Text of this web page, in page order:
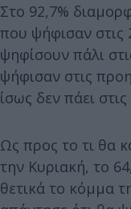
Στο 92,7%
που ψήφισαν
ψηφίσουν πάλι
ψήφισαν στις
ίσως δεν πάει
Ως προς το τι θα
την Κυριακή, το
θετικά το κόμμα